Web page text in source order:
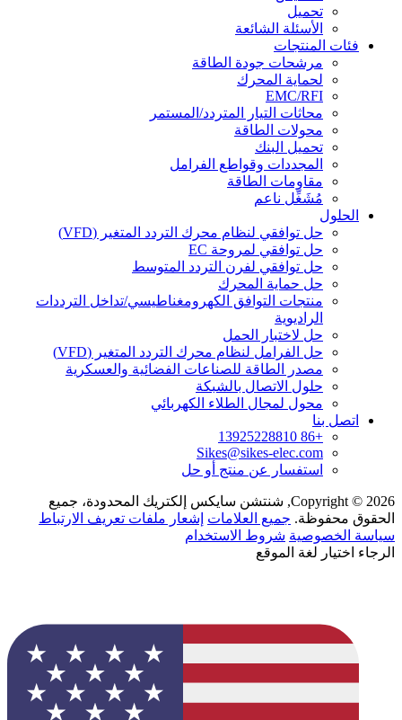
تحميل
الأسئلة الشائعة
فئات المنتجات
مرشحات جودة الطاقة
لحماية المحرك
EMC/RFI
محاثات التيار المتردد/المستمر
محولات الطاقة
تحميل البنك
المجددات وقواطع الفرامل
مقاومات الطاقة
مُشَغِّل ناعم
الحلول
حل توافقي لنظام محرك التردد المتغير (VFD)
حل توافقي لمروحة EC
حل توافقي لفرن التردد المتوسط
حل حماية المحرك
منتجات التوافق الكهرومغناطيسي/تداخل الترددات
الراديوية
حل لاختبار الحمل
حل الفرامل لنظام محرك التردد المتغير (VFD)
مصدر الطاقة للصناعات الفضائية والعسكرية
حلول الاتصال بالشبكة
محول لمجال الطلاء الكهربائي
اتصل بنا
+86 13925228810
Sikes@sikes-elec.com
استفسار عن منتج أو حل
Copyright © 2026, شنتشن سايكس إلكتريك المحدودة، جميع
الحقوق محفوظة. جميع العلامات إشعار ملفات تعريف الارتباط
سياسة الخصوصية شروط الاستخدام
الرجاء اختيار لغة الموقع